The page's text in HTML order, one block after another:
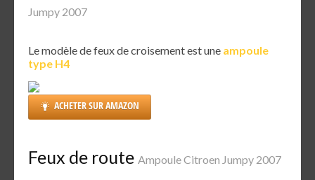
Jumpy 2007
Le modèle de feux de croisement est une ampoule
type H4
ACHETER SUR AMAZON
Feux de route Ampoule Citroen Jumpy 2007